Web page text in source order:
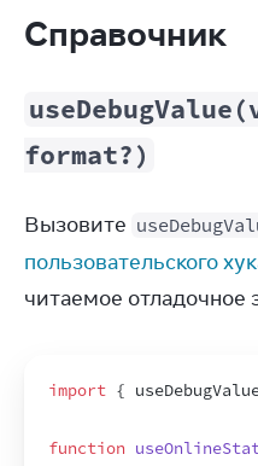
Справочник
format?)
Вызовите
пользовательского
читаемое отладочное
import {
function